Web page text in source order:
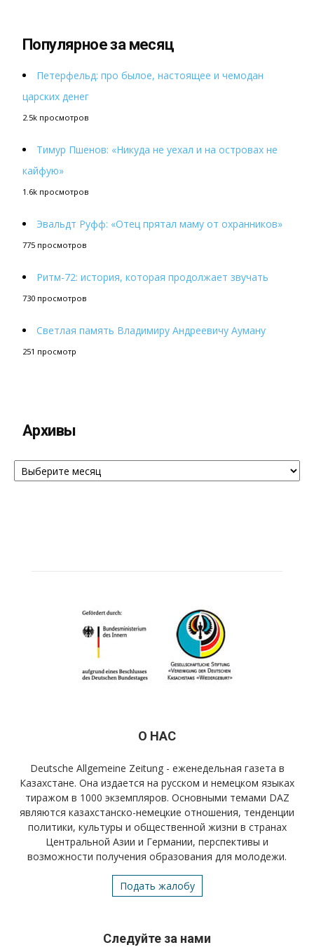
Популярное за месяц
Петерфельд: про былое, настоящее и чемодан
царских денег
2.5k просмотров
Тимур Пшенов: «Никуда не уехал и на островах не
кайфую»
1.6k просмотров
Эвальдт Руфф: «Отец прятал маму от охранников»
775 просмотров
Ритм-72: история, которая продолжает звучать
730 просмотров
Светлая память Владимиру Андреевичу Ауману
251 просмотр
Архивы
Архивы
О НАС
Deutsche Allgemeine Zeitung - еженедельная газета в
Казахстане. Она издается на русском и немецком языках
тиражом в 1000 экземпляров. Основными темами DAZ
являются казахстанско-немецкие отношения, тенденции
политики, культуры и общественной жизни в странах
Центральной Азии и Германии, перспективы и
возможности получения образования для молодежи.
Подать жалобу
Следуйте за нами